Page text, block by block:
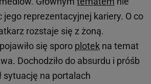
jego reprezentacyjnej kariery. O co
rozstaje się z żoną.
się sporo plotek na temat
Dochodziło do absurdu i próśb
sytuację na portalach